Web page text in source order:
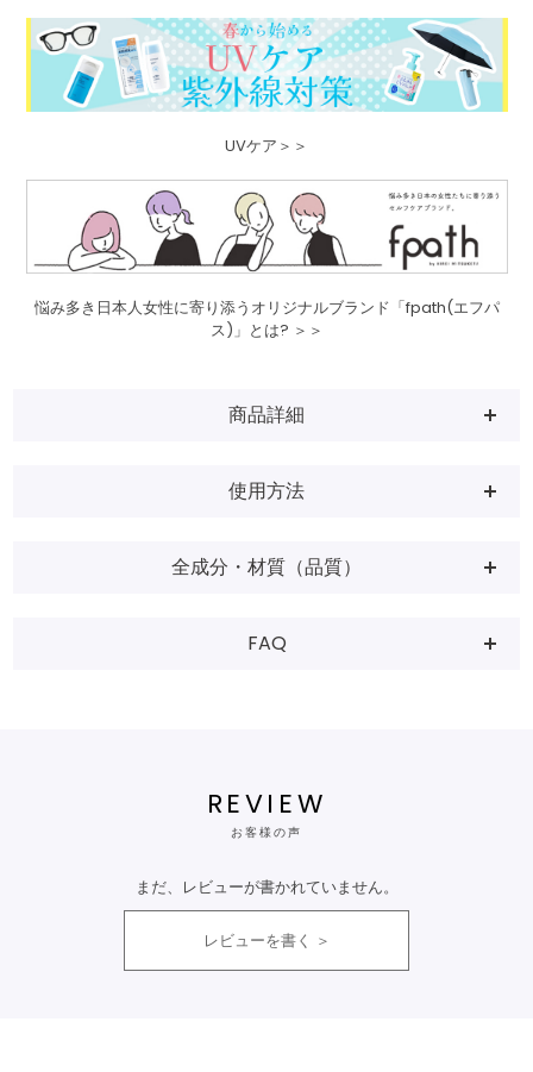
UVケア＞＞
悩み多き日本人女性に寄り添うオリジナルブランド「fpath(エフパ
ス)」とは? ＞＞
商品詳細
使用方法
全成分・材質（品質）
FAQ
REVIEW
お客様の声
まだ、レビューが書かれていません。
レビューを書く